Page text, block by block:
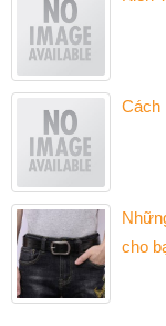
Cách
cho